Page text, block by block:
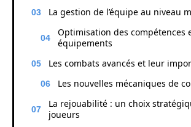
La gestion de l’équipe au niveau
Optimisation des compétences
équipements
Les combats avancés et leur
Les nouvelles mécaniques de
La rejouabilité : un choix
joueurs